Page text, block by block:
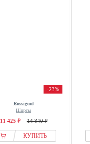
-23%
Rossignol
Шорты
11 425 ₽ 14 840 ₽
КУПИТЬ